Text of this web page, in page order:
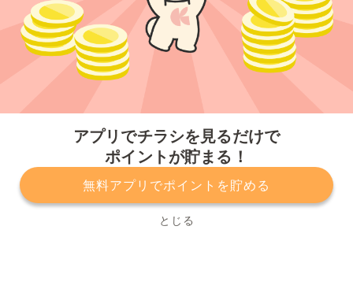
アプリでチラシを見るだけで
ポイントが貯まる！
無料アプリでポイントを貯める
とじる
プライバシーポリシー 利用規約
運営会社
サービスに関してのお問い合わせ